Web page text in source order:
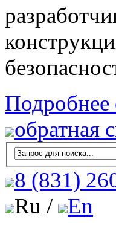
Подробнее
обратная
8 (831)
Ru /
En